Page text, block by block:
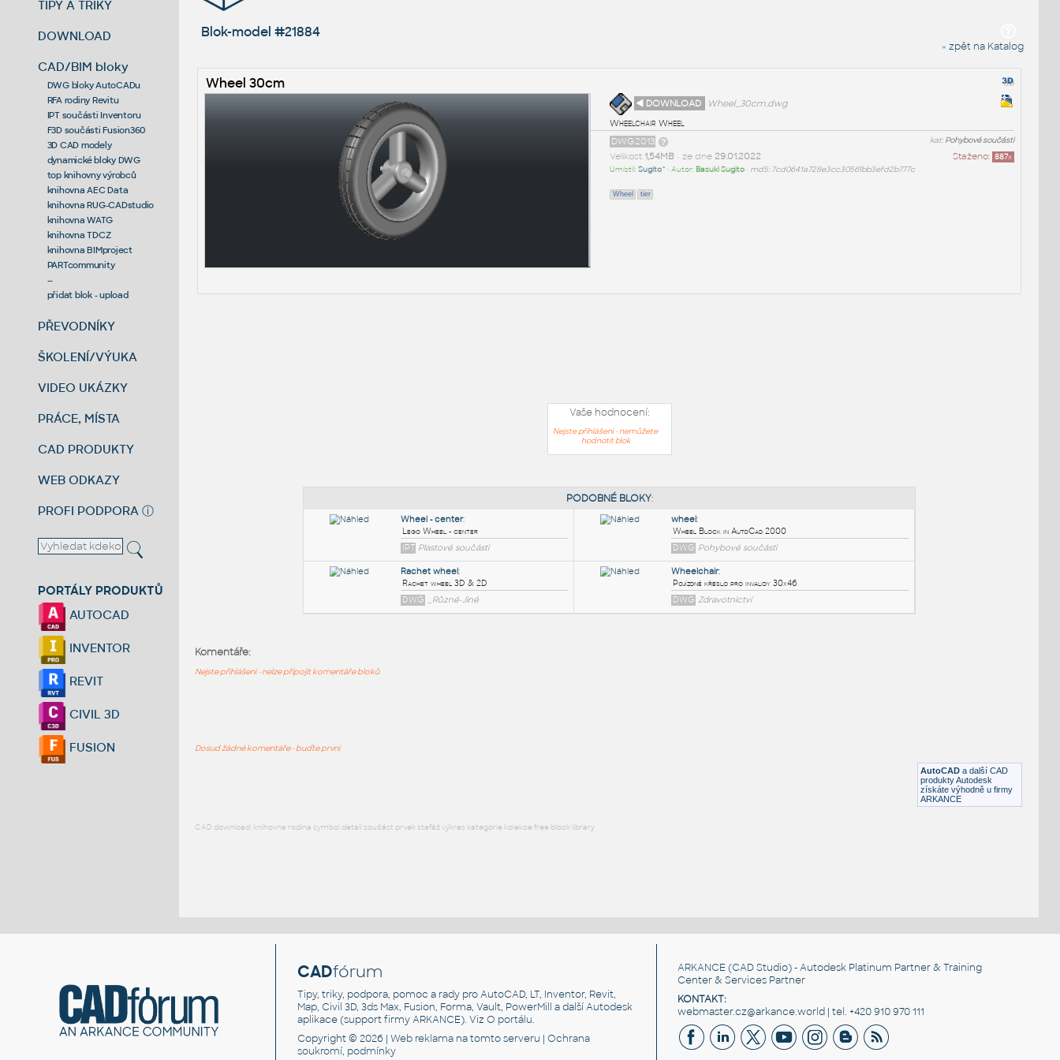
TIPY A TRIKY
DOWNLOAD
CAD/BIM bloky
DWG bloky AutoCADu
RFA rodiny Revitu
IPT součásti Inventoru
F3D součásti Fusion360
3D CAD modely
dynamické bloky DWG
top knihovny výrobců
knihovna AEC Data
knihovna RUG-CADstudio
knihovna WATG
knihovna TDCZ
knihovna BIMproject
PARTcommunity
--
přidat blok - upload
PŘEVODNÍKY
ŠKOLENÍ/VÝUKA
VIDEO UKÁZKY
PRÁCE, MÍSTA
CAD PRODUKTY
WEB ODKAZY
PROFI PODPORA ⓘ
PORTÁLY PRODUKTŮ
AUTOCAD
INVENTOR
REVIT
CIVIL 3D
FUSION
Blok-model #21884
« zpět na Katalog
Wheel 30cm
◄ DOWNLOAD
Wheel_30cm.dwg
Wheelchair Wheel
kat:Pohybové součásti
DWG2013
Staženo: 887x
Velikost 1,54MB• ze dne 29.01.2022
Umístil:Sugito^ • Autor: Basuki Sugito• md5: 7cd0641a728e3cc30561bb3efd2b777c
Wheel tier
Vaše hodnocení:
Nejste přihlášeni - nemůžete
hodnotit blok
AutoCAD a další CAD
produkty Autodesk
získáte výhodně u firmy
ARKANCE
Komentáře:
Nejste přihlášeni - nelze připojit komentáře bloků
Dosud žádné komentáře - buďte první
CAD download: knihovna rodina symbol detail součást prvek stafáž výkres kategorie kolekce free block library
CADfórum
Tipy, triky, podpora, pomoc a rady pro AutoCAD, LT, Inventor, Revit,
Map, Civil 3D, 3ds Max, Fusion, Forma, Vault, PowerMill a další Autodesk
aplikace (support firmy ARKANCE). VizO portálu.
Copyright © 2026 |Web reklama na tomto serveru |Ochrana
soukromí, podmínky
ARKANCE (CAD Studio) - Autodesk Platinum Partner & Training
Center & Services Partner
KONTAKT:
webmaster.cz@arkance.world | tel. +420 910 970 111